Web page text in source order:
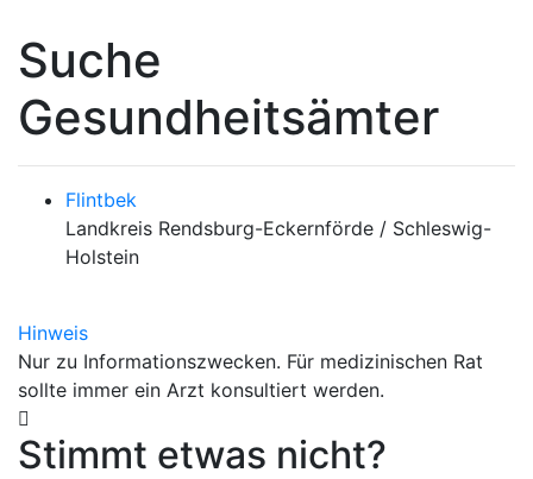
Suche
Gesundheitsämter
Flintbek
Landkreis Rendsburg-Eckernförde / Schleswig-
Holstein
Hinweis
Nur zu Informationszwecken. Für medizinischen Rat
sollte immer ein Arzt konsultiert werden.
Stimmt etwas nicht?